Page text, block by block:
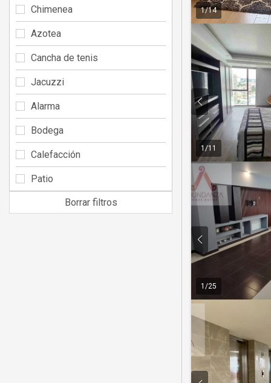
1/14
1/11
1 /25
Chimenea
Azotea
Cancha de tenis
Jacuzzi
Alarma
Bodega
Calefacción
Patio
Borrar filtros